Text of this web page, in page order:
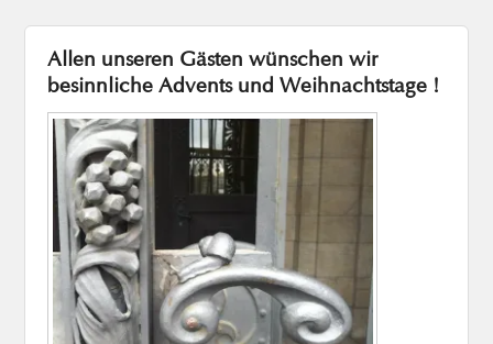
Allen unseren Gästen wünschen wir
besinnliche Advents und Weihnachtstage !